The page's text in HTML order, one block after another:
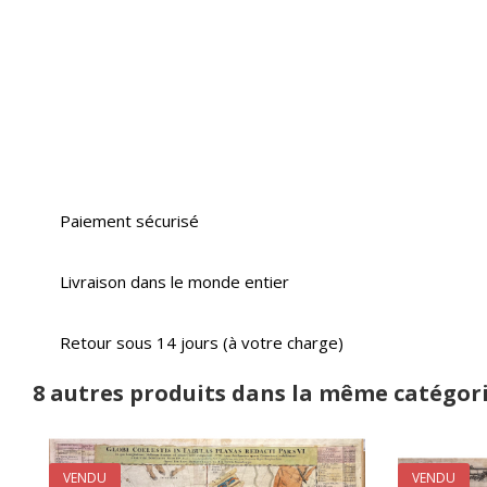
Paiement sécurisé
Livraison dans le monde entier
Retour sous 14 jours (à votre charge)
8 autres produits dans la même
VENDU VENDU